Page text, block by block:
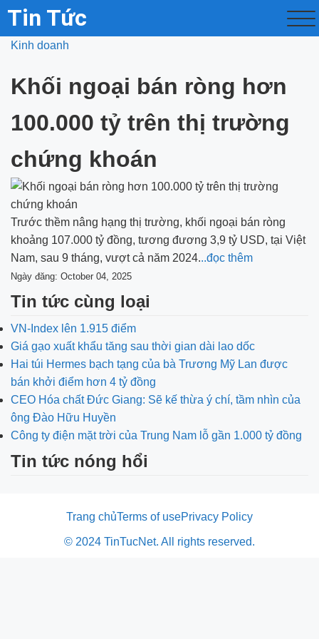
Tin Tức
Kinh doanh
Khối ngoại bán ròng hơn
100.000 tỷ trên thị trường
chứng khoán
Trước thềm nâng hạng thị trường, khối ngoại bán ròng
khoảng 107.000 tỷ đồng, tương đương 3,9 tỷ USD, tại Việt
Nam, sau 9 tháng, vượt cả năm 2024...đọc thêm
Ngày đăng: October 04, 2025
Tin tức cùng loại
VN-Index lên 1.915 điểm
Giá gạo xuất khẩu tăng sau thời gian dài lao dốc
Hai túi Hermes bạch tạng của bà Trương Mỹ Lan được
bán khởi điểm hơn 4 tỷ đồng
CEO Hóa chất Đức Giang: Sẽ kế thừa ý chí, tầm nhìn của
ông Đào Hữu Huyền
Công ty điện mặt trời của Trung Nam lỗ gần 1.000 tỷ đồng
Tin tức nóng hổi
Trang chủTerms of usePrivacy Policy
© 2024 TinTucNet. All rights reserved.